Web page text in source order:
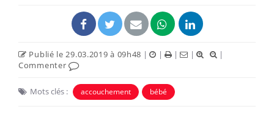
Publié le 29.03.2019 à 09h48 | | | |
|
Commenter
Mots clés : accouchement bébé